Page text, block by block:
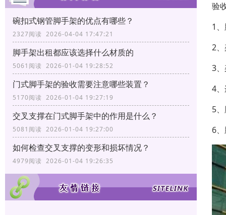
碗扣式钢管脚手架的优点有哪些？
2327阅读 2026-04-04 17:47:21
脚手架出租都应该选择什么材质的
5061阅读 2026-01-04 19:28:52
门式脚手架的验收需要注意哪些装置？
5170阅读 2026-01-04 19:27:19
交叉支撑在门式脚手架中的作用是什么？
5081阅读 2026-01-04 19:27:00
如何检查交叉支撑的变形和损坏情况？
4979阅读 2026-01-04 19:26:35
验
1
2
3
4
5
6